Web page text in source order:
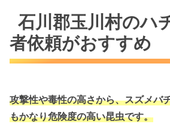
石川郡玉川村のハ
者依頼がおすすめ
攻撃性や毒性の高さから、スズメバ
もかなり危険度の高い昆虫です。